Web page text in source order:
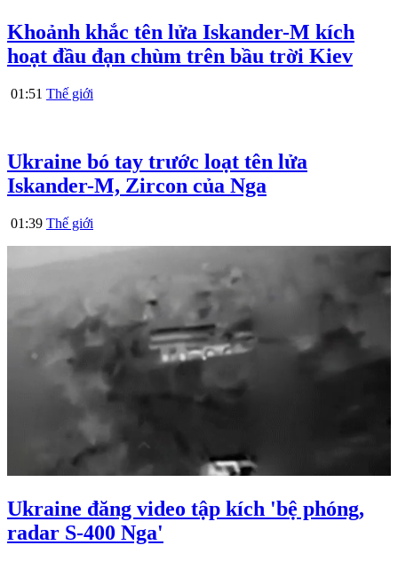
Khoảnh khắc tên lửa Iskander-M kích
hoạt đầu đạn chùm trên bầu trời Kiev
01:51 Thế giới
Ukraine bó tay trước loạt tên lửa
Iskander-M, Zircon của Nga
01:39 Thế giới
Ukraine đăng video tập kích 'bệ phóng,
radar S-400 Nga'